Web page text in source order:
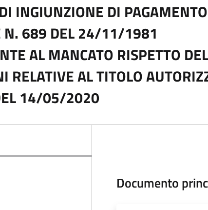
INGIUNZIONE DI
N. 689 DEL 24/11/1981
AL MANCATO RISPETTO
RELATIVE AL TITOLO
14/05/2020
Documento